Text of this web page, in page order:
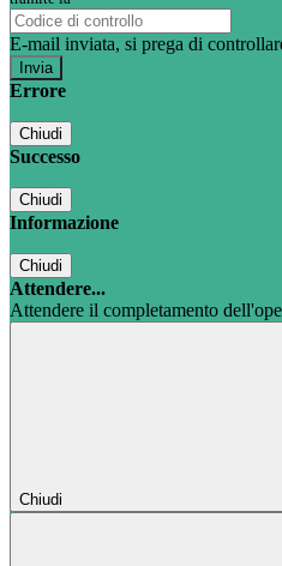
E-mail inviata, si prega di
Errore
Chiudi
Successo
Chiudi
Informazione
Chiudi
Attendere...
Attendere il completamento
Chiudi